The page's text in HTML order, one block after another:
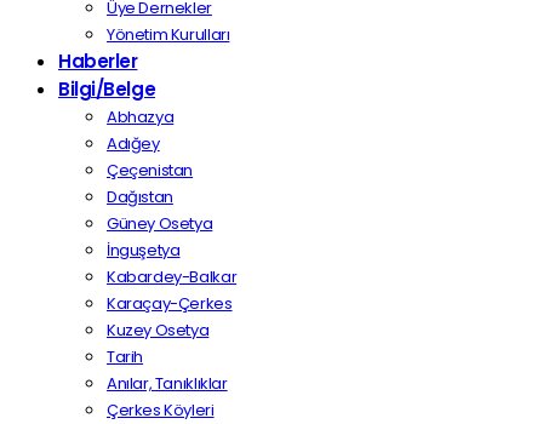
Üye Dernekler
Yönetim Kurulları
Haberler
Bilgi/Belge
Abhazya
Adığey
Çeçenistan
Dağıstan
Güney Osetya
İnguşetya
Kabardey-Balkar
Karaçay-Çerkes
Kuzey Osetya
Tarih
Anılar, Tanıklıklar
Çerkes Köyleri